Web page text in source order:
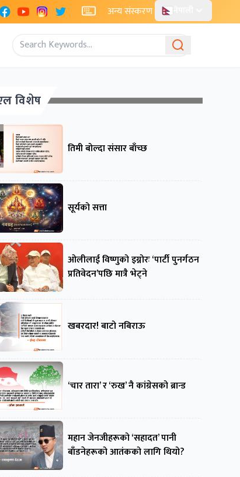
YouTubeInstagram
X अन्य संस्करण
विशेष
तिमी बोल्दा संसार बाँच्छ
सूर्यको सत्ता
ओलीलाई विष्णुको इग्नोरः ‘पार्टी पुनर्गठन
प्रतिवेदन’पछि मात्रै भेट्ने
खबरदार! बाटो नबिराऊ
‘चार तारा’ र ‘रुख’ नै कांग्रेसको ब्रान्ड
महान जेनजीहरूको ‘सहादत’ पानी
बाँडनेहरूको आतंकको लागि थियो?